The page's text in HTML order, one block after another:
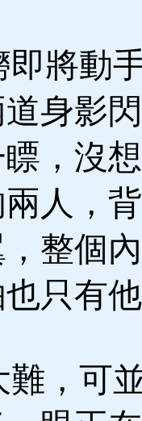
將動
身影
，沒
兩人，
整個
只有
，可